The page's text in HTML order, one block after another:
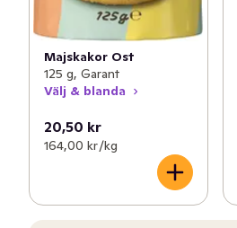
Majskakor Ost
125 g, Garant
Välj & blanda
20,50 kr
164,00 kr /kg